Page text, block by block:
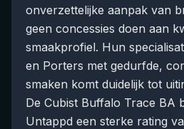
onverzettelijke aanpak van
geen concessies doen aan
smaakprofiel. Hun
en Porters met gedurfde,
smaken komt duidelijk tot
De Cubist Buffalo Trace BA
Untappd een sterke rating